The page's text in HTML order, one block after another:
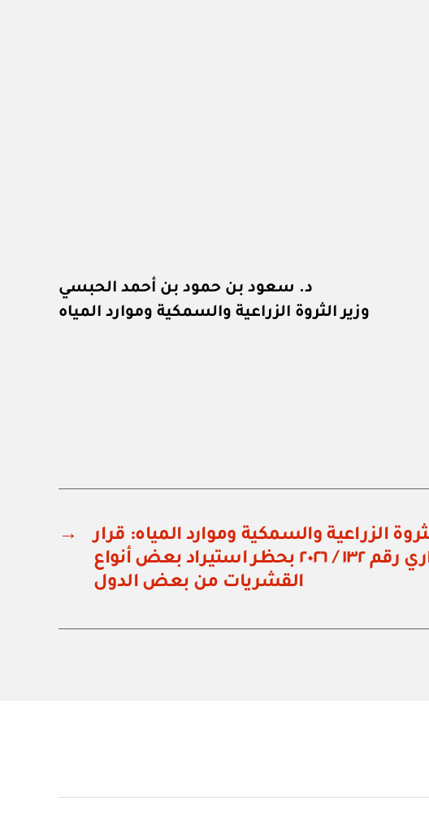
د. سعود بن حمود بن أحمد الحبسي
وزير الثروة الزراعية والسمكية وموارد المياه
→
الزراعية والسمكية وموارد المياه: قرار
وزاري رقم ١٣٢ / ٢٠٢٦ بحظر استيراد بعض أنواع
القشريات من بعض الدول